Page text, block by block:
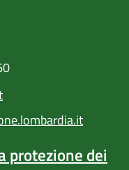
protezione dei